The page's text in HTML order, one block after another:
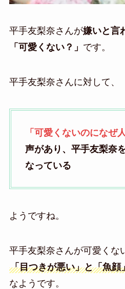
平手友梨奈さんが嫌いと言
「可愛くない？」 です。
平手友梨奈さんに対して、
「可愛くないのになぜ
声があり、平手友梨奈
なっている
ようですね。
平手友梨奈さんが可愛くな
「目つきが悪い」と「魚顔
なようです。